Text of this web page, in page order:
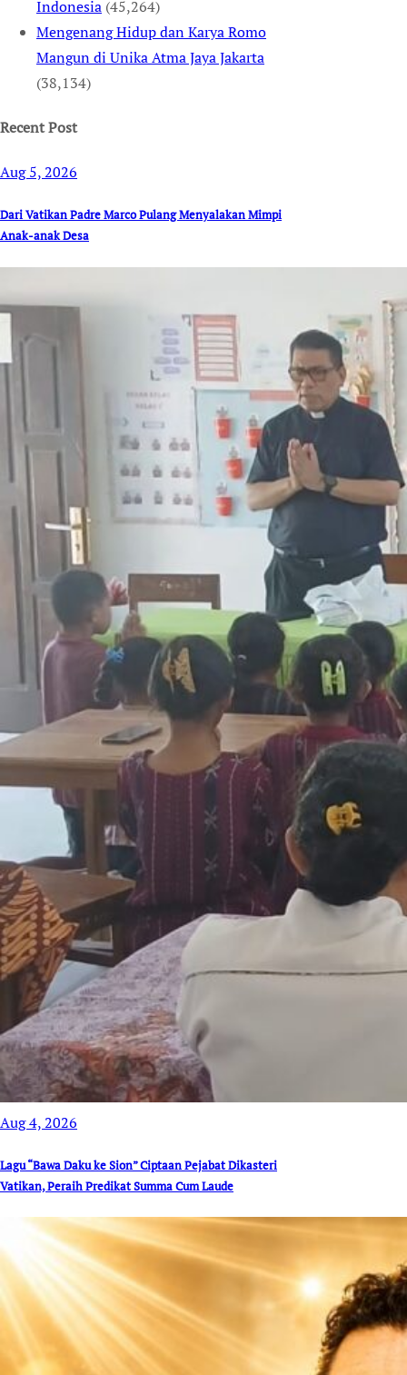
Indonesia (45,264)
Mengenang Hidup dan Karya Romo
Mangun di Unika Atma Jaya Jakarta
(38,134)
Recent Post
Aug 5, 2026
Dari Vatikan Padre Marco Pulang Menyalakan Mimpi
Anak-anak Desa
Aug 4, 2026
Lagu “Bawa Daku ke Sion” Ciptaan Pejabat Dikasteri
Vatikan, Peraih Predikat Summa Cum Laude